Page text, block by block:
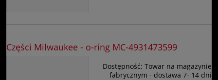
Części Milwaukee - o-ring MC-4931473599
Dostępność: Towar na magazynie
fabrycznym - dostawa 7- 14 dni